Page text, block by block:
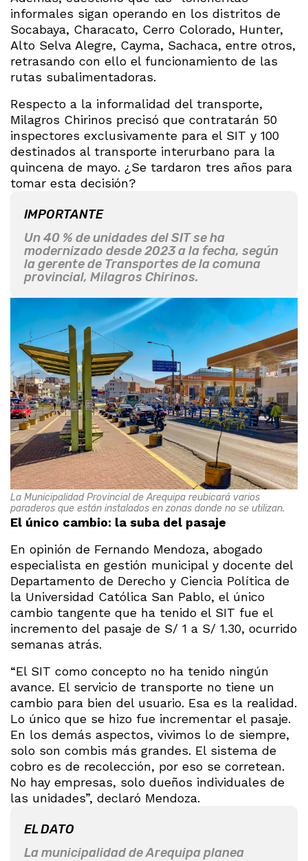
informales sigan operando en los distritos de
Socabaya, Characato, Cerro Colorado, Hunter,
Alto Selva Alegre, Cayma, Sachaca, entre otros,
retrasando con ello el funcionamiento de las
rutas subalimentadoras.
Respecto a la informalidad del transporte,
Milagros Chirinos precisó que contratarán 50
inspectores exclusivamente para el SIT y 100
destinados al transporte interurbano para la
quincena de mayo. ¿Se tardaron tres años para
tomar esta decisión?
IMPORTANTE
Un 40 % de unidades del SIT se ha
modernizado desde 2023 a la fecha, según
la gerente de Transportes de la comuna
provincial, Milagros Chirinos.
La Municipalidad Provincial de Arequipa reubicará varios
paraderos que están instalados en zonas donde no se utilizan.
El único cambio: la suba del pasaje
En opinión de Fernando Mendoza, abogado
especialista en gestión municipal y docente del
Departamento de Derecho y Ciencia Política de
la Universidad Católica San Pablo, el único
cambio tangente que ha tenido el SIT fue el
incremento del pasaje de S/ 1 a S/ 1.30, ocurrido
semanas atrás.
“El SIT como concepto no ha tenido ningún
avance. El servicio de transporte no tiene un
cambio para bien del usuario. Esa es la realidad.
Lo único que se hizo fue incrementar el pasaje.
En los demás aspectos, vivimos lo de siempre,
solo son combis más grandes. El sistema de
cobro es de recolección, por eso se corretean.
No hay empresas, solo dueños individuales de
las unidades”, declaró Mendoza.
EL DATO
La municipalidad de Arequipa planea